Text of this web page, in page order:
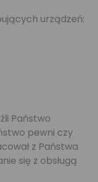
urządzeń:
Państwo
pewni czy
z Państwa
się z obsługą